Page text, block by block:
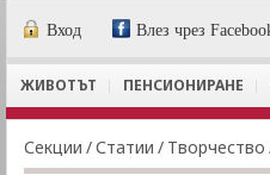
Вход Влез чрез
ЖИВОТЪТ ПЕНСИОНИРАНЕ
Секции /Статии / Творчество